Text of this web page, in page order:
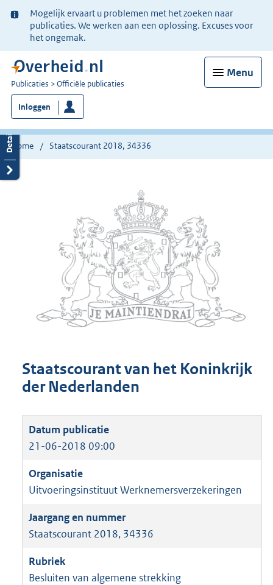
Ter
informatie:
Mogelijk ervaart u problemen met het zoeken naar
publicaties. We werken aan een oplossing. Excuses voor
het ongemak.
Menu
U
bent
nu
hier:
Publicaties Officiële publicaties
Inloggen
Home Staatscourant 2018, 34336
Staatscourant van het Koninkrijk
der Nederlanden
21-06-2018 09:00
Uitvoeringsinstituut Werknemersverzekeringen
Staatscourant 2018, 34336
Besluiten van algemene strekking